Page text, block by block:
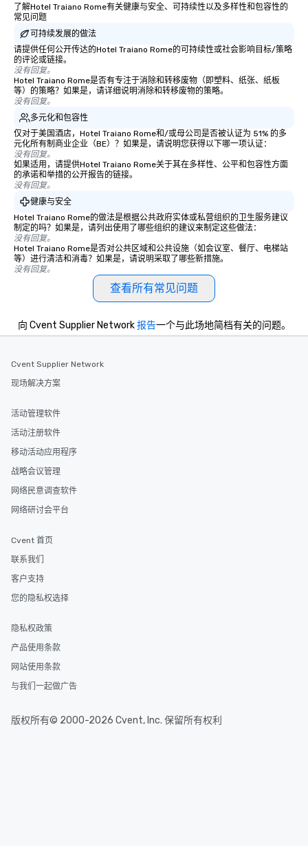
了解Hotel Traiano Rome有关健康与安全、可持续性以及多样性和包容性的
常见问题
可持续发展的做法
请提供任何公开传达的Hotel Traiano Rome的可持续性或社会影响目标/策略
的评论或链接。
没有回复。
Hotel Traiano Rome是否有专注于消除和转移废物（即塑料、纸张、纸板
等）的策略？如果是，请详细说明消除和转移废物的策略。
没有回复。
多元化和包容性
仅对于美国酒店，Hotel Traiano Rome和/或母公司是否被认证为 51% 的多
元化所有制商业企业（BE）？如果是，请说明您获得以下哪一项认证：
没有回复。
如果适用，请提供Hotel Traiano Rome关于其在多样性、公平和包容性方面
的承诺和举措的公开报告的链接。
没有回复。
健康与安全
Hotel Traiano Rome的做法是根据公共政府实体或私营组织的卫生服务建议
制定的吗？如果是，请列出使用了哪些组织的建议来制定这些做法：
没有回复。
Hotel Traiano Rome是否对公共区域和公共设施（如会议室、餐厅、电梯站
等）进行清洁和消毒？如果是，请说明采取了哪些新措施。
没有回复。
查看所有常见问题
向 Cvent Supplier Network报告一个与此场地简档有关的问题。
Cvent Supplier Network
现场解决方案
活动管理软件
活动注册软件
移动活动应用程序
战略会议管理
网络民意调查软件
网络研讨会平台
Cvent 首页
联系我们
客户支持
您的隐私权选择
隐私权政策
产品使用条款
网站使用条款
与我们一起做广告
版权所有© 2000-2026 Cvent, Inc. 保留所有权利